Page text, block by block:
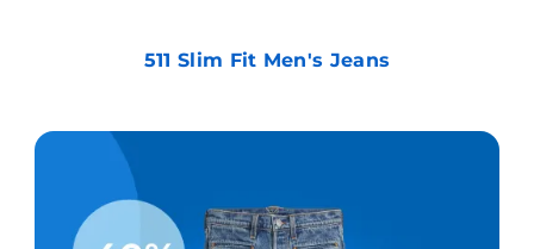
511 Slim Fit Men's Jeans